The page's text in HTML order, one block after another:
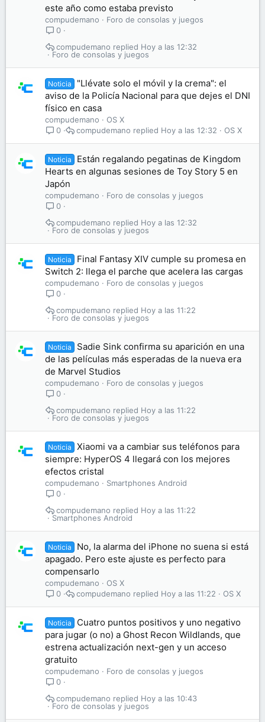
este año como estaba previsto
compudemano
Foro de consolas y juegos
0
Foro de consolas y juegos
Hoy a las 12:32
compudemano
Noticia
"Llévate solo el móvil y la crema": el
aviso de la Policía Nacional para que dejes el DNI
físico en casa
compudemano
OS X
0
OS X
Hoy a las 12:32
compudemano
Noticia
Están regalando pegatinas de Kingdom
Hearts en algunas sesiones de Toy Story 5 en
Japón
compudemano
Foro de consolas y juegos
0
Foro de consolas y juegos
Hoy a las 12:32
compudemano
Noticia
Final Fantasy XIV cumple su promesa en
Switch 2: llega el parche que acelera las cargas
compudemano
Foro de consolas y juegos
0
Foro de consolas y juegos
Hoy a las 11:22
compudemano
Noticia
Sadie Sink confirma su aparición en una
de las películas más esperadas de la nueva era
de Marvel Studios
compudemano
Foro de consolas y juegos
0
Foro de consolas y juegos
Hoy a las 11:22
compudemano
Noticia
Xiaomi va a cambiar sus teléfonos para
siempre: HyperOS 4 llegará con los mejores
efectos cristal
compudemano
Smartphones Android
0
Smartphones Android
Hoy a las 11:22
compudemano
Noticia
No, la alarma del iPhone no suena si está
apagado. Pero este ajuste es perfecto para
compensarlo
compudemano
OS X
0
OS X
Hoy a las 11:22
compudemano
Noticia
Cuatro puntos positivos y uno negativo
para jugar (o no) a Ghost Recon Wildlands, que
estrena actualización next-gen y un acceso
gratuito
compudemano
Foro de consolas y juegos
0
Foro de consolas y juegos
Hoy a las 10:43
compudemano